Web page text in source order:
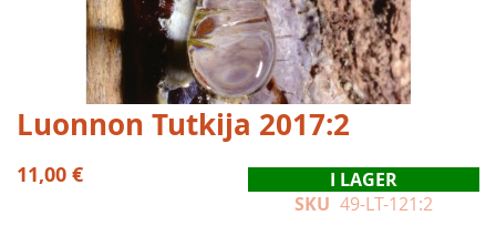
Hoppa
till
början
av
Luonnon Tutkija 2017:2
11,00 €
I LAGER
SKU 49-LT-121:2